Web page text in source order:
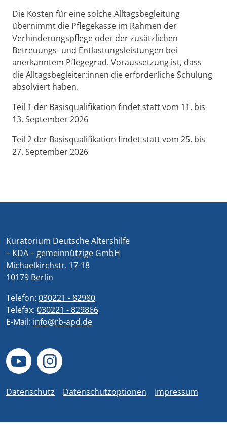
Die Kosten für eine solche Alltagsbegleitung
übernimmt die Pflegekasse im Rahmen der
Verhinderungspflege oder der zusätzlichen
Betreuungs- und Entlastungsleistungen bei
anerkanntem Pflegegrad. Voraussetzung ist, dass
die Alltagsbegleiter:innen die erforderliche Schulung
absolviert haben.
Teil 1 der Basisqualifikation findet statt vom 11. bis
13. September 2026
Teil 2 der Basisqualifikation findet statt vom 25. bis
27. September 2026
Kuratorium Deutsche Altershilfe
– KDA – gemeinnützige GmbH
Michaelkirchstr. 17-18
10179 Berlin
Telefon: 030221 - 82980
Telefax: 030221 - 829866
E-Mail: info@rb-apd.de
Datenschutz Datenschutzoptionen Impressum